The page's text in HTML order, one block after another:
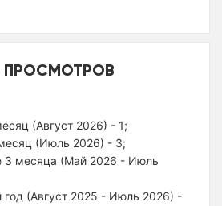
ПРОСМОТРОВ
(Август 2026) - 1;
(Июль 2026) - 3;
3 месяца (Май 2026 - Июль
год (Август 2025 - Июль 2026) -